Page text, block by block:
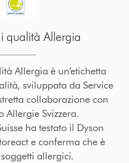
CERTIFICATO ECARF¹⁰
ventilatore Dyson
è certificato "Allergy-
da ECARF - European
Allergy Research